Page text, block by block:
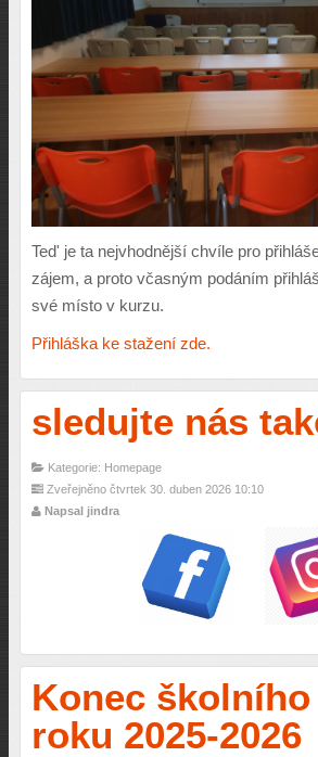
Ted' je ta nejvhodnější chvíle pro
zájem, a proto včasným podáním
své místo v kurzu.
Přihláška ke stažení zde.
sledujte nás
Kategorie: Homepage
Zveřejněno čtvrtek 30. duben 2026 10:10
Napsal jindra
Konec školního
roku 2025-2026